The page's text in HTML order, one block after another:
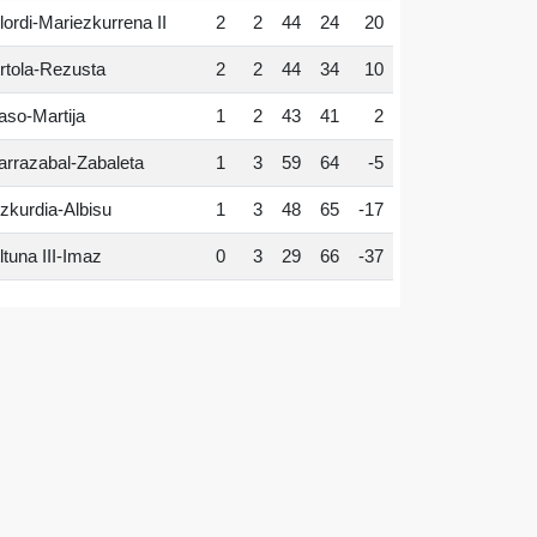
Mariezkurrena II 2 2 44 24 20
Rezusta 2 2 44 34 10
Martija 1 2 43 41 2
Zabaleta 1 3 59 64 -5
Albisu 1 3 48 65 -17
III-Imaz 0 3 29 66 -37